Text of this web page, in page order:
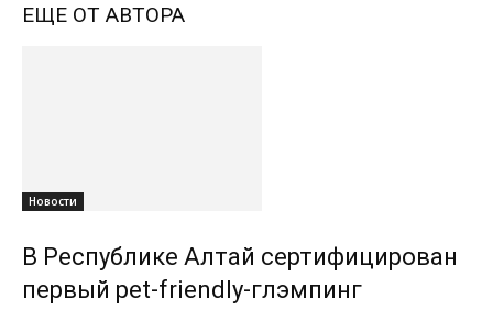
ЕЩЕ ОТ АВТОРА
Новости
В Республике Алтай сертифицирован
первый pet-friendly-глэмпинг